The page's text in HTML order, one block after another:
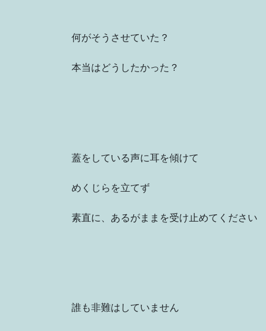
何がそうさせていた？
本当はどうしたかった？
蓋をしている声に耳を傾けて
めくじらを立てず
素直に、あるがままを受け止めてください
誰も非難はしていません